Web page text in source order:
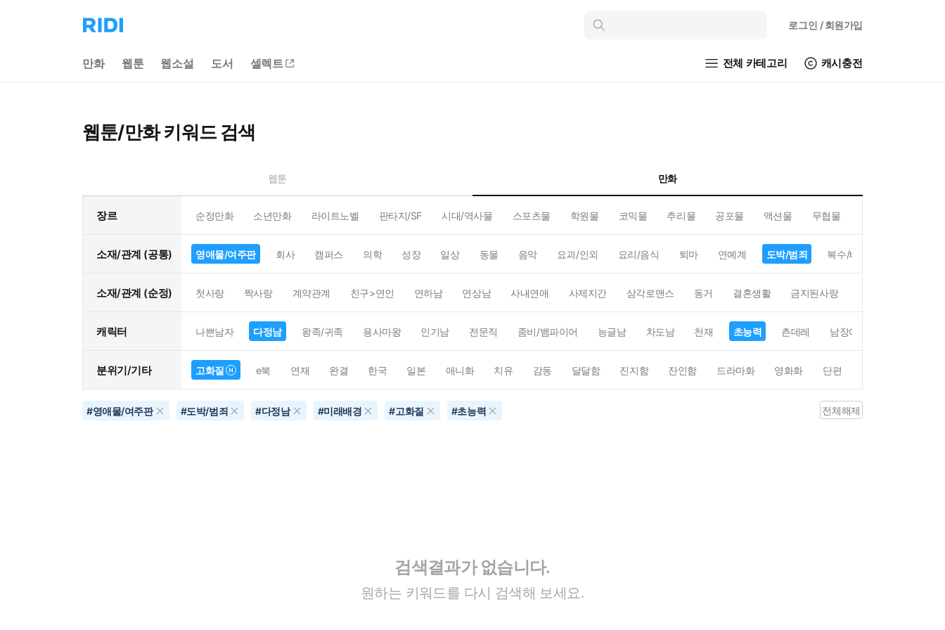
리
디
으
인
로그인 / 회원가입
만화 웹툰 웹소설 도서 셀렉트 전체 카테고리 캐시충전
웹툰/만화 키워드 검색
웹툰 만화
장르 순정만화 소년만화 라이트노벨 판타지/SF 시대/역사물 스포츠물 학원물 코믹물 추리물 공포물 액션물 무협물
소재/관계 (공통) 영애물/여주판 회사 캠퍼스 의학 성장 일상 동물 음악 요괴/인외 요리/음식 퇴마 연예계 도박/범죄 복수/배신
소재/관계 (순정) 첫사랑 짝사랑 계약관계 친구>연인 연하남 연상남 사내연애 사제지간 삼각로맨스 동거 결혼생활 금지된사랑
캐릭터 나쁜남자 다정남 왕족/귀족 용사마왕 인기남 전문직 좀비/뱀파이어 능글남 차도남 천재 초능력 츤데레 남장여자
분위기/기타 고화질 e북 연재 완결 한국 일본 애니화 치유 감동 달달함 진지함 잔인함 드라마화 영화화 단편
#영애물/여주판 #도박/범죄 #다정남 #미래배경 #고화질 #초능력 전체해제
검색결과가 없습니다.
원하는 키워드를 다시 검색해 보세요.